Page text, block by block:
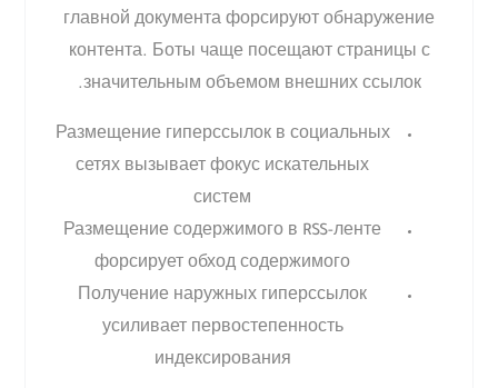
главной документа форсируют обнаружение
контента. Боты чаще посещают страницы с
значительным объемом внешних ссылок.
Размещение гиперссылок в социальных
сетях вызывает фокус искательных
систем
Размещение содержимого в RSS-ленте
форсирует обход содержимого
Получение наружных гиперссылок
усиливает первостепенность
индексирования